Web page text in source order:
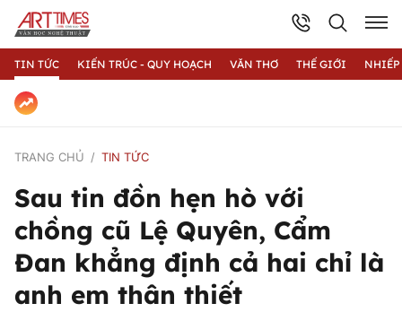
TIN TỨC KIẾN TRÚC - QUY HOẠCH VĂN THƠ THẾ GIỚI
TRANG CHỦ TIN TỨC
Sau tin đồn hẹn hò với
chồng cũ Lệ Quyên, Cẩm
Đan khẳng định cả hai chỉ là
anh em thân thiết